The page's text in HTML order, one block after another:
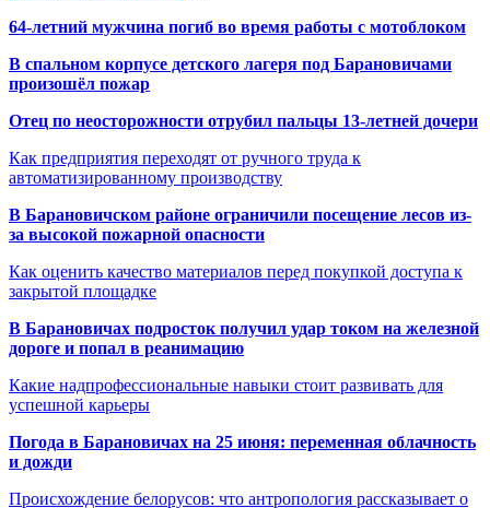
64-летний мужчина погиб во время работы с мотоблоком
В спальном корпусе детского лагеря под Барановичами
произошёл пожар
Отец по неосторожности отрубил пальцы 13-летней дочери
Как предприятия переходят от ручного труда к
автоматизированному производству
В Барановичском районе ограничили посещение лесов из-
за высокой пожарной опасности
Как оценить качество материалов перед покупкой доступа к
закрытой площадке
В Барановичах подросток получил удар током на железной
дороге и попал в реанимацию
Какие надпрофессиональные навыки стоит развивать для
успешной карьеры
Погода в Барановичах на 25 июня: переменная облачность
и дожди
Происхождение белорусов: что антропология рассказывает о